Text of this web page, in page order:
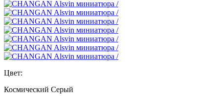
Цвет:
Космический Серый